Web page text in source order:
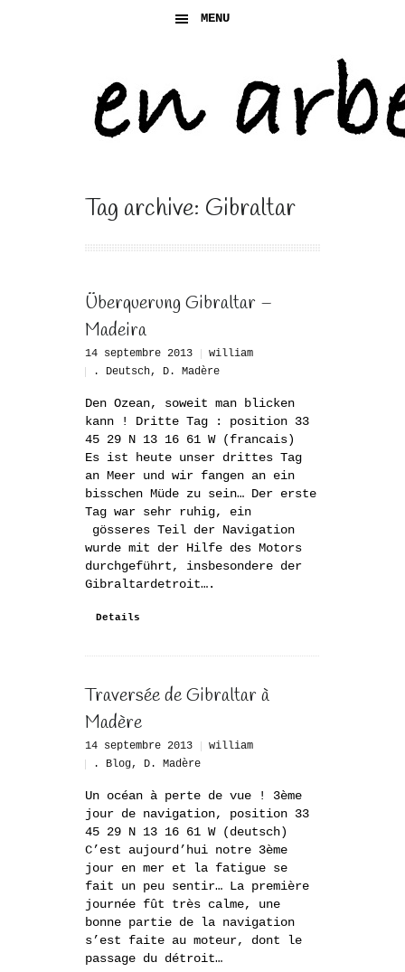
MENU
Tag archive: Gibraltar
Überquerung Gibraltar –
Madeira
14 septembre 2013
william
. Deutsch, D. Madère
Den Ozean, soweit man blicken
kann ! Dritte Tag : position 33
45 29 N 13 16 61 W (francais)
Es ist heute unser drittes Tag
an Meer und wir fangen an ein
bisschen Müde zu sein… Der erste
Tag war sehr ruhig, ein
gösseres Teil der Navigation
wurde mit der Hilfe des Motors
durchgeführt, insbesondere der
Gibraltardetroit….
Details
Traversée de Gibraltar à
Madère
14 septembre 2013
william
. Blog, D. Madère
Un océan à perte de vue ! 3ème
jour de navigation, position 33
45 29 N 13 16 61 W (deutsch)
C’est aujourd’hui notre 3ème
jour en mer et la fatigue se
fait un peu sentir… La première
journée fût très calme, une
bonne partie de la navigation
s’est faite au moteur, dont le
passage du détroit…